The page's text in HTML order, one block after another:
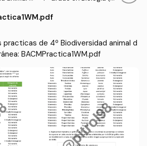
practicas de 4º Biodiversidad animal d
BACMPractica1WM.pdf